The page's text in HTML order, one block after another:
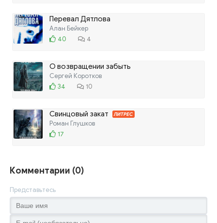
Перевал Дятлова
Алан Бейкер
40
4
О возвращении забыть
Сергей Коротков
34
10
Свинцовый закат ЛИТРЕС
Роман Глушков
17
Комментарии (0)
Представьтесь